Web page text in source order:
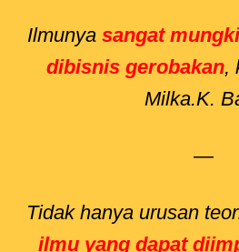
Ilmunya sangat
dibisnis gerobakan,
Milka.K.
—
Tidak hanya urusan
ilmu yang dapat